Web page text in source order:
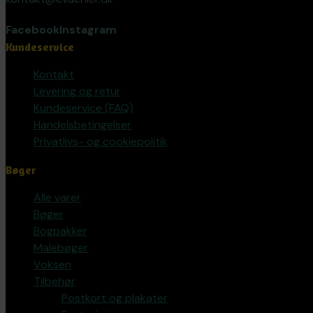
FacebookInstagram
Kundeservice
Kontakt
Levering og retur
Kundeservice (FAQ)
Handelsbetingelser
Privatlivs- og cookiepolitik
Bøger
Alle varer
Bøger
Bogpakker
Malebøger
Voksen
Tilbehør
Postkort og plakater